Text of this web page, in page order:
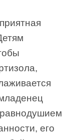
его